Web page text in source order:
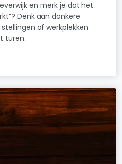
en merk je dat het
Denk aan donkere
of werkplekken
turen.